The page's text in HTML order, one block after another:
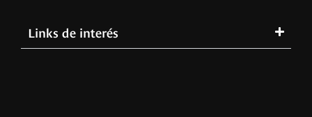
Links de interés